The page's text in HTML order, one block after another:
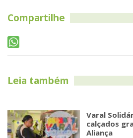
Compartilhe
Leia também
Varal
calçados
Aliança